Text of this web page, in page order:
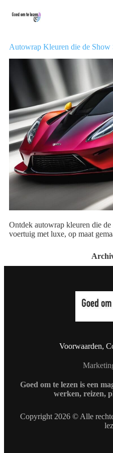
Autowrap Kleuren die de Show
Ontdek autowrap kleuren die
voertuig met luxe, op maat
Voorwaarden,
Goed om te lezen is een
werken, reizen,
Copyright 2026 © Alle